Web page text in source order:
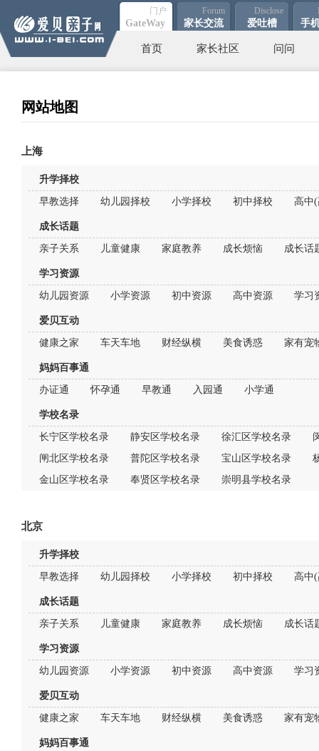
门户
GateWay
Forum
家长交流
Disclose
爱吐槽 手
首页 家长社区 问问
网站地图
上海
升学择校
早教选择 幼儿园择校 小学择校 初中择校 高中
成长话题
亲子关系 儿童健康 家庭教养 成长烦恼 成长话
学习资源
幼儿园资源 小学资源 初中资源 高中资源 学习
爱贝互动
健康之家 车天车地 财经纵横 美食诱惑 家有宠
妈妈百事通
办证通 怀孕通 早教通 入园通 小学通
学校名录
长宁区学校名录 静安区学校名录 徐汇区学校名录
闸北区学校名录
普陀区学校名录 宝山区学校名录
金山区学校名录
奉贤区学校名录 崇明县学校名录
北京
升学择校
早教选择 幼儿园择校 小学择校 初中择校 高中
成长话题
亲子关系 儿童健康 家庭教养 成长烦恼 成长话
学习资源
幼儿园资源 小学资源 初中资源 高中资源 学习
爱贝互动
健康之家 车天车地 财经纵横 美食诱惑 家有宠
妈妈百事通